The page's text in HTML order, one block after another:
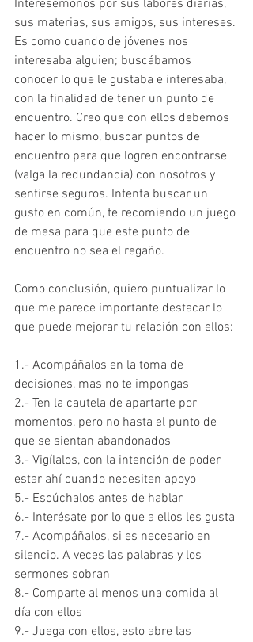
Interesémonos por sus labores diarias,
sus materias, sus amigos, sus intereses.
Es como cuando de jóvenes nos
interesaba alguien; buscábamos
conocer lo que le gustaba e interesaba,
con la finalidad de tener un punto de
encuentro. Creo que con ellos debemos
hacer lo mismo, buscar puntos de
encuentro para que logren encontrarse
(valga la redundancia) con nosotros y
sentirse seguros. Intenta buscar un
gusto en común, te recomiendo un juego
de mesa para que este punto de
encuentro no sea el regaño.
Como conclusión, quiero puntualizar lo
que me parece importante destacar lo
que puede mejorar tu relación con ellos:
1.- Acompáñalos en la toma de
decisiones, mas no te impongas
2.- Ten la cautela de apartarte por
momentos, pero no hasta el punto de
que se sientan abandonados
3.- Vigílalos, con la intención de poder
estar ahí cuando necesiten apoyo
5.- Escúchalos antes de hablar
6.- Interésate por lo que a ellos les gusta
7.- Acompáñalos, si es necesario en
silencio. A veces las palabras y los
sermones sobran
8.- Comparte al menos una comida al
día con ellos
9.- Juega con ellos, esto abre las